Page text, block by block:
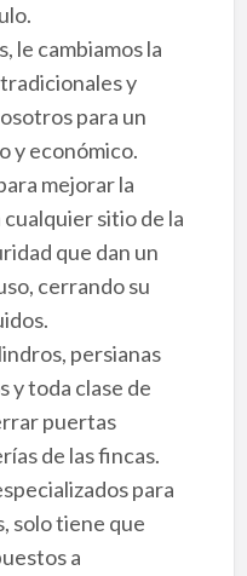
le cambiamos la
y
para un
y económico.
mejorar la
sitio de la
que dan un
cerrando su
persianas
y toda clase de
puertas
de las fincas.
para
solo tiene que
a